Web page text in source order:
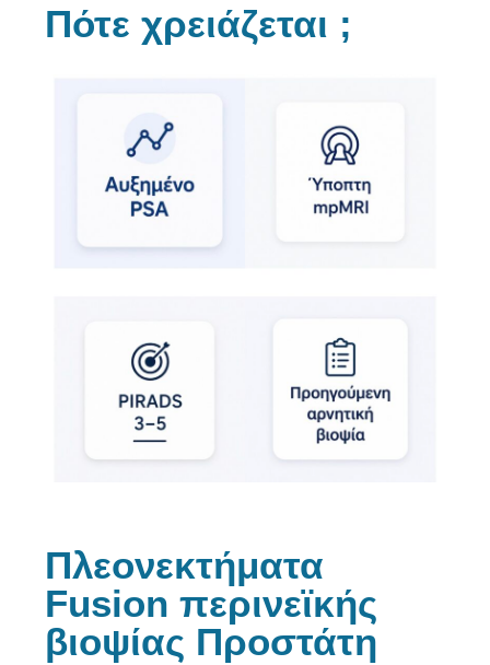
Πότε χρειάζεται ;
Πλεονεκτήματα
Fusion περινεϊκής
βιοψίας Προστάτη